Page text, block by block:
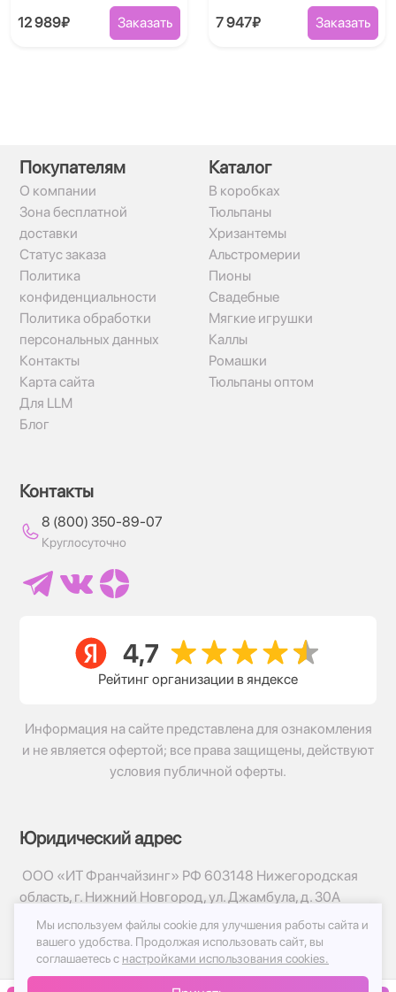
12 989₽ Заказать 7 947₽ Заказать
Покупателям
О компании
Зона бесплатной
доставки
Статус заказа
Политика
конфиденциальности
Политика обработки
персональных данных
Контакты
Карта сайта
Для LLM
Блог
Каталог
В коробках
Тюльпаны
Хризантемы
Альстромерии
Пионы
Свадебные
Мягкие игрушки
Каллы
Ромашки
Тюльпаны оптом
Контакты
8 (800) 350-89-07
Круглосуточно
Рейтинг организации в яндексе
Информация на сайте представлена для ознакомления
и не является офертой; все права защищены, действуют
условия публичной оферты.
Юридический адрес
ООО «ИТ Франчайзинг» РФ 603148 Нижегородская
область, г. Нижний Новгород, ул. Джамбула, д. 30А
© 2017-2026г, База Цветов 24.ру
Политика конфиденциальности
Публичная оферта
Мы используем файлы cookie для улучшения работы сайта и
вашего удобства. Продолжая использовать сайт, вы
соглашаетесь с настройками использования cookies.